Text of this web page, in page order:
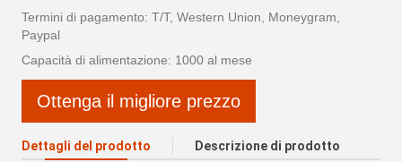
Termini di pagamento: T/T, Western Union, Moneygram,
Paypal
Capacità di alimentazione: 1000 al mese
Ottenga il migliore prezzo
Dettagli del prodotto Descrizione di prodotto